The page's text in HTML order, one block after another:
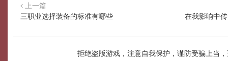
上一篇
三职业选择装备的标准有哪些
在我影响中
拒绝盗版游戏，注意自我保护，谨防受骗上当